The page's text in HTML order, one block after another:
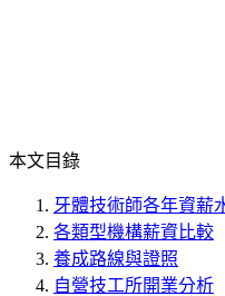
本文目錄
牙體技術師各年資薪
各類型機構薪資比較
養成路線與證照
自營技工所開業分析